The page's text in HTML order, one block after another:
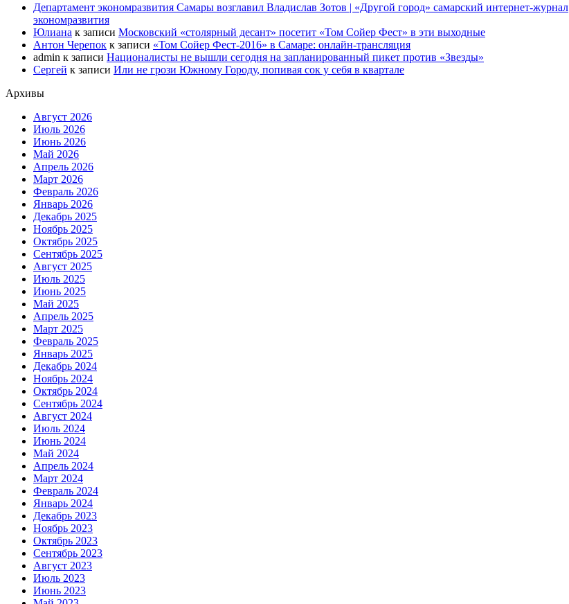
Департамент экономразвития Самары возглавил Владислав Зотов | «Другой город» самарский интернет-журнал
экономразвития
Юлиана к записи Московский «столярный десант» посетит «Том Сойер Фест» в эти выходные
Антон Черепок к записи «Том Сойер Фест-2016» в Самаре: онлайн-трансляция
admin к записи Националисты не вышли сегодня на запланированный пикет против «Звезды»
Сергей к записи Или не грози Южному Городу, попивая сок у себя в квартале
Архивы
Август 2026
Июль 2026
Июнь 2026
Май 2026
Апрель 2026
Март 2026
Февраль 2026
Январь 2026
Декабрь 2025
Ноябрь 2025
Октябрь 2025
Сентябрь 2025
Август 2025
Июль 2025
Июнь 2025
Май 2025
Апрель 2025
Март 2025
Февраль 2025
Январь 2025
Декабрь 2024
Ноябрь 2024
Октябрь 2024
Сентябрь 2024
Август 2024
Июль 2024
Июнь 2024
Май 2024
Апрель 2024
Март 2024
Февраль 2024
Январь 2024
Декабрь 2023
Ноябрь 2023
Октябрь 2023
Сентябрь 2023
Август 2023
Июль 2023
Июнь 2023